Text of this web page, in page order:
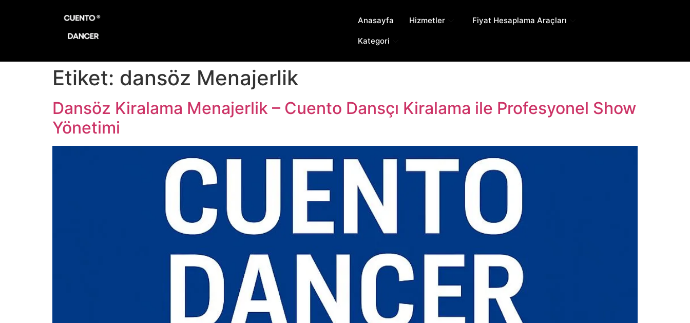
Anasayfa Hizmetler Fiyat Hesaplama Araçları
Kategori
Etiket: dansöz Menajerlik
Dansöz Kiralama Menajerlik – Cuento Dansçı Kiralama ile Profesyonel Show
Yönetimi